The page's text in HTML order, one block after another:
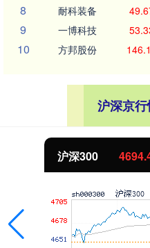
8 耐科装备
9 一博科技
10 方邦股份
沪深京
43.13 0.93%